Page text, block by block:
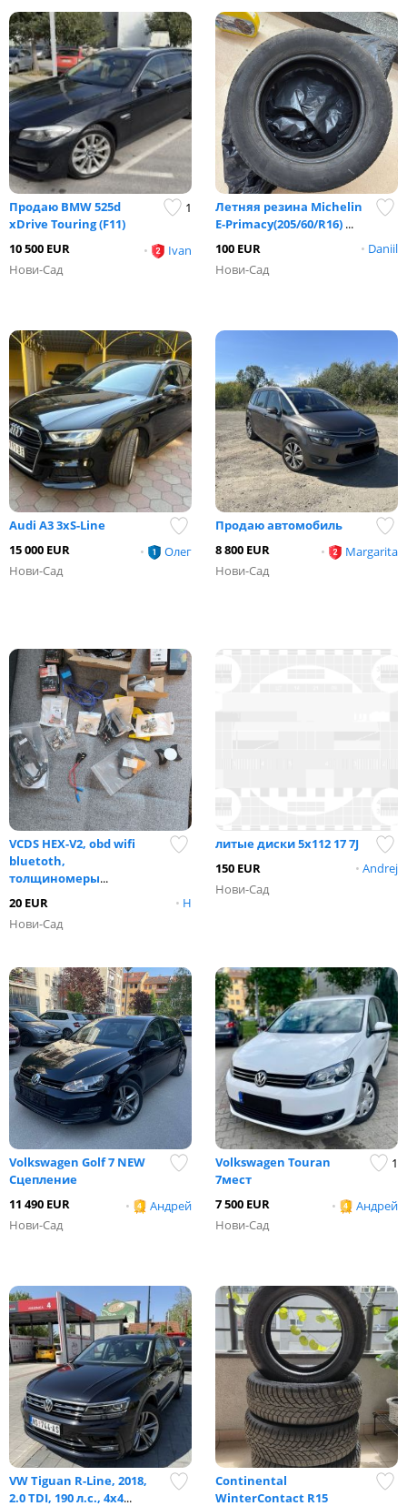
1
Продаю BMW 525d
xDrive Touring (F11)
•
Ivan
10 500 EUR
Нови-Сад
Летняя резина Michelin
E-Primacy(205/60/R16) ...
• Daniil
100 EUR
Нови-Сад
Audi A3 3xS-Line
•
Олег
15 000 EUR
Нови-Сад
Продаю автомобиль
•
Margarita
8 800 EUR
Нови-Сад
VCDS HEX-V2, obd wifi
bluetoth,
толщиномеры...
• Н
20 EUR
Нови-Сад
литые диски 5х112 17 7J
• Andrej
150 EUR
Нови-Сад
Volkswagen Golf 7 NEW
Сцепление
•
Андрей
11 490 EUR
Нови-Сад
1
Volkswagen Touran
7мест
•
Андрей
7 500 EUR
Нови-Сад
VW Tiguan R-Line, 2018,
2.0 TDI, 190 л.с., 4x4...
Continental
WinterContact R15